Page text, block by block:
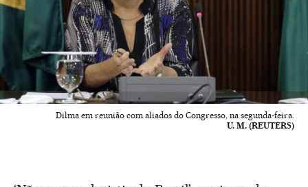
Dilma em reunião com aliados do Congresso, na segunda-feira.
U. M. (REUTERS)